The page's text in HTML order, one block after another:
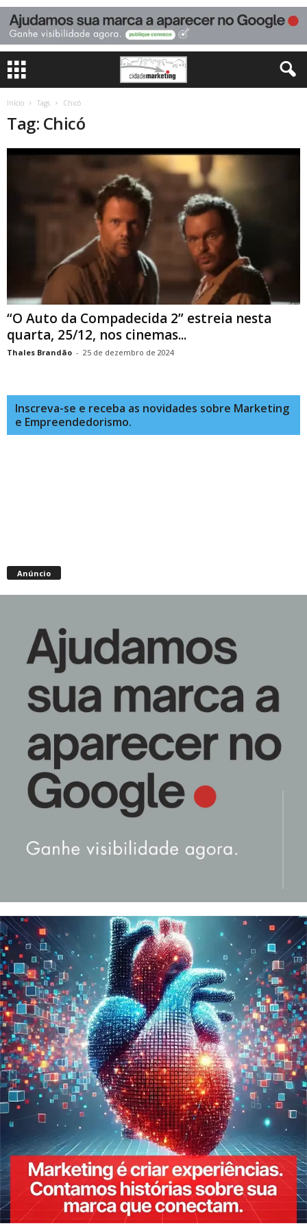
Início Tags Chicó
Tag: Chicó
“O Auto da Compadecida 2” estreia nesta
quarta, 25/12, nos cinemas...
Thales Brandão - 25 de dezembro de 2024
Inscreva-se e receba as novidades sobre Marketing
e Empreendedorismo.
Anúncio